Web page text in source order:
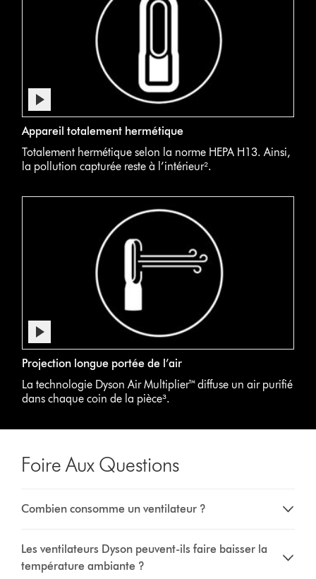
purificateur
Dyson
dans
ambiant.
Transcript
Afficher
la
transcription
la
vidéo
Appareil totalement hermétique
Totalement hermétique selon la norme HEPA H13. Ainsi,
la pollution capturée reste à l’intérieur².
homme
vaporise
du
moderne
le
de
passer
Transcript
Afficher
la
transcription
de
la
vidéo
Projection longue portée de l’air
La technologie Dyson Air Multiplier™ diffuse un air purifié
dans chaque coin de la pièce³.
Foire Aux Questions
Combien consomme un ventilateur ?
Les ventilateurs Dyson peuvent-ils faire baisser la
température ambiante ?